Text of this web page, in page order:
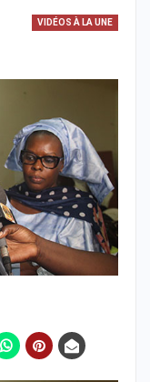
VIDÉOS À LA UNE